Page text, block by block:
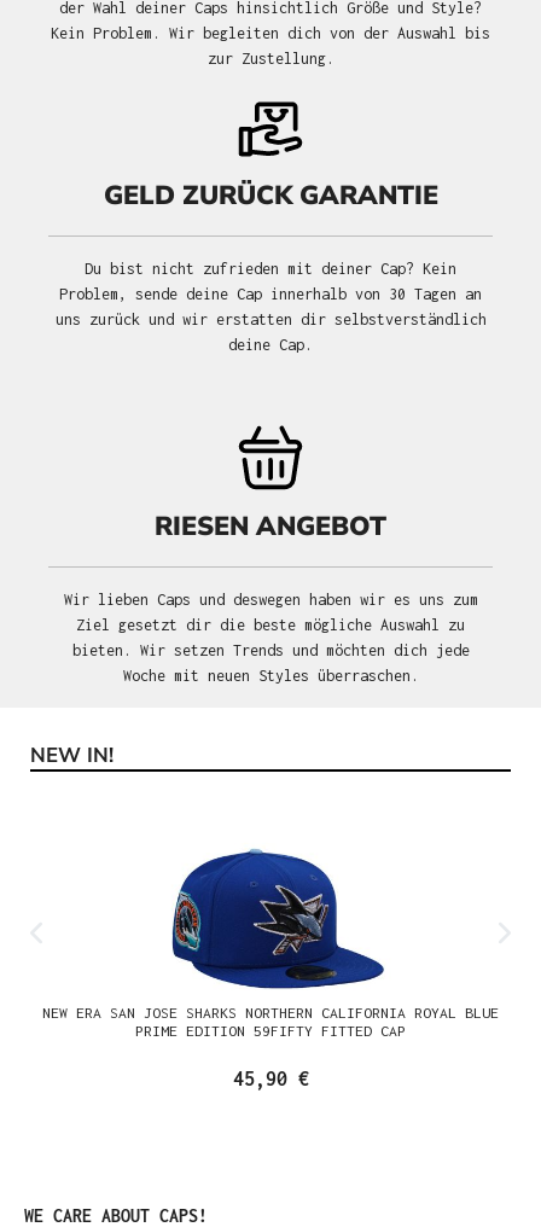
der Wahl deiner Caps hinsichtlich Größe und Style?
Kein Problem. Wir begleiten dich von der Auswahl bis
zur Zustellung.
GELD ZURÜCK GARANTIE
Du bist nicht zufrieden mit deiner Cap? Kein
Problem, sende deine Cap innerhalb von 30 Tagen an
uns zurück und wir erstatten dir selbstverständlich
deine Cap.
RIESEN ANGEBOT
Wir lieben Caps und deswegen haben wir es uns zum
Ziel gesetzt dir die beste mögliche Auswahl zu
bieten. Wir setzen Trends und möchten dich jede
Woche mit neuen Styles überraschen.
Produktgalerie überspringen
NEW IN!
NEW ERA SAN JOSE SHARKS NORTHERN CALIFORNIA ROYAL BLUE
PRIME EDITION 59FIFTY FITTED CAP
45,90 €
Produktgalerie überspringen
WE CARE ABOUT CAPS!